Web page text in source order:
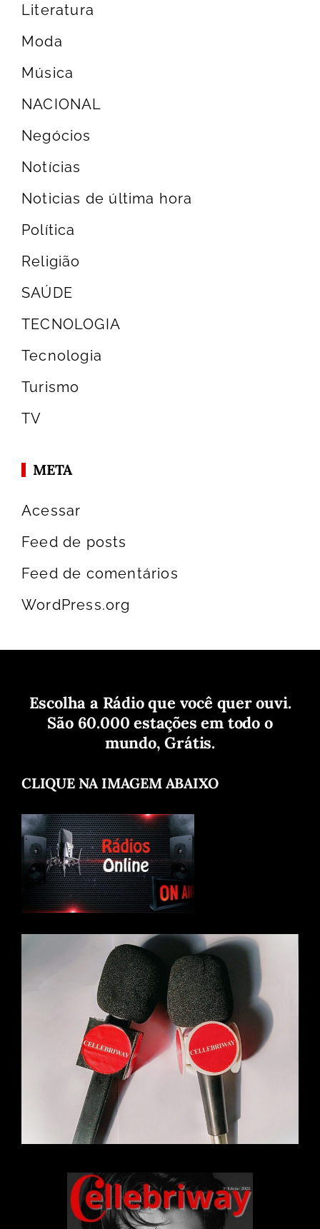
Literatura
Moda
Música
NACIONAL
Negócios
Notícias
Noticias de última hora
Política
Religião
SAÚDE
TECNOLOGIA
Tecnologia
Turismo
TV
META
Acessar
Feed de posts
Feed de comentários
WordPress.org
Escolha a Rádio que você quer ouvi.
São 60.000 estações em todo o
mundo, Grátis.
CLIQUE NA IMAGEM ABAIXO